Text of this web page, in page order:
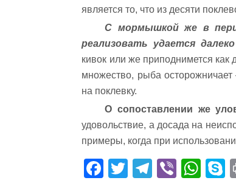
является то, что из десяти
С мормышкой же в
реализовать удается
кивок или же приподнимется как
множество, рыба
на поклевку.
О сопоставлении же
удовольствие, а досада на
примеры, когда при
Fa T
Te Vi
W
S